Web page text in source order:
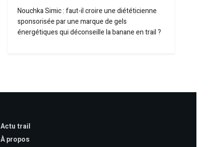
Nouchka Simic : faut-il croire une diététicienne
sponsorisée par une marque de gels
énergétiques qui déconseille la banane en trail ?
Actu trail
À propos